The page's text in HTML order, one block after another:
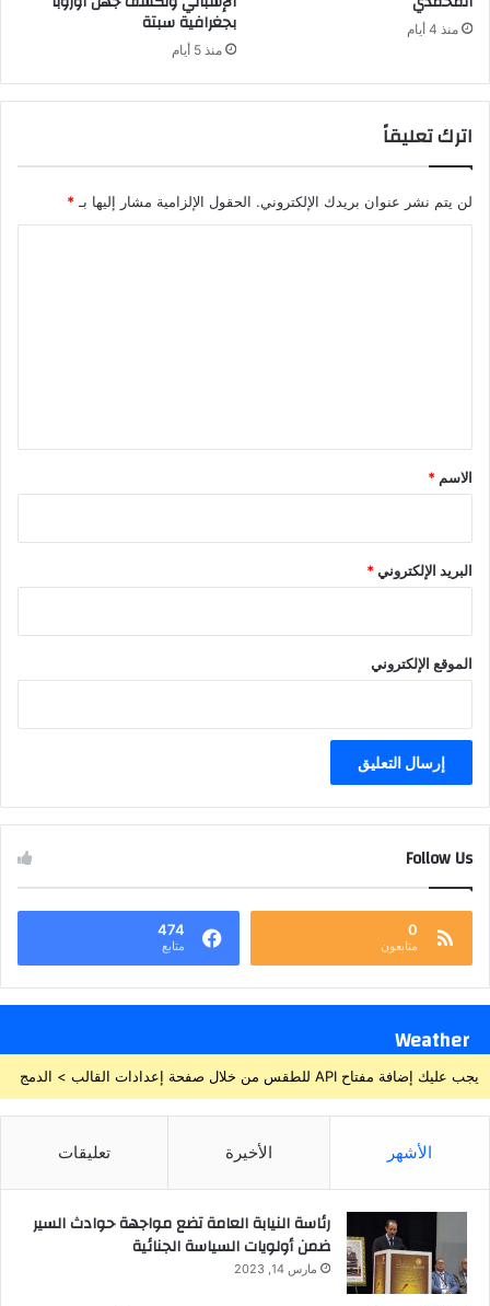
منذ 4 أيام بجغرافية سبتة
منذ 5 أيام
اترك تعليقاً
لن يتم نشر عنوان بريدك الإلكتروني. الحقول الإلزامية مشار إليها بـ*
*
الاسم *
البريد الإلكتروني*
الموقع الإلكتروني
Follow Us
0
متابعون
474
متابع
Weather
يجب عليك إضافة مفتاح API للطقس من خلال صفحة إعدادات القالب > الدمج
الأشهر الأخيرة تعليقات
رئاسة النيابة العامة تضع مواجهة حوادث السير
ضمن أولويات السياسة الجنائية
مارس 14, 2023